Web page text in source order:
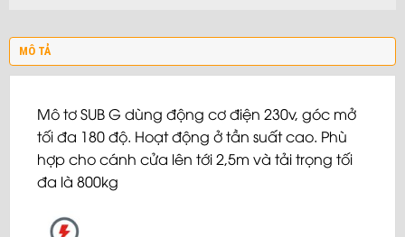
MÔ TẢ
Mô tơ SUB G dùng động cơ điện 230v, góc mở
tối đa 180 độ. Hoạt động ở tần suất cao. Phù
hợp cho cánh cửa lên tới 2,5m và tải trọng tối
đa là 800kg